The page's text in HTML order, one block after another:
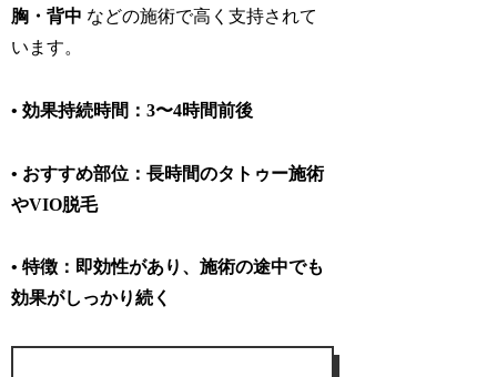
胸・背中 などの施術で高く支持されて
います。
• 効果持続時間：3〜4時間前後
• おすすめ部位：長時間のタトゥー施術
やVIO脱毛
• 特徴：即効性があり、施術の途中でも
効果がしっかり続く